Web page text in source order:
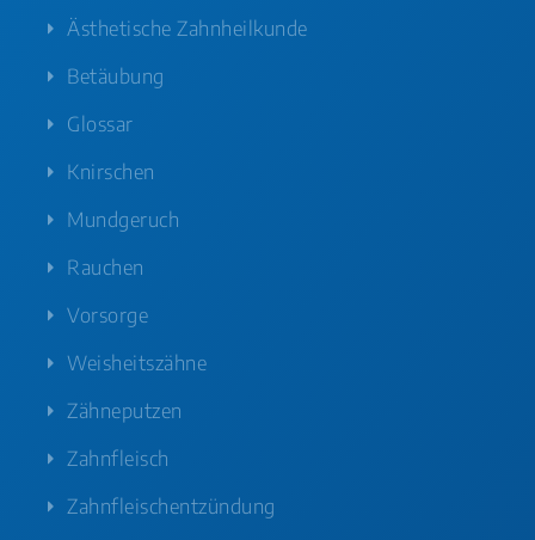
Ästhetische Zahnheilkunde
Betäubung
Glossar
Knirschen
Mundgeruch
Rauchen
Vorsorge
Weisheitszähne
Zähneputzen
Zahnfleisch
Zahnfleischentzündung